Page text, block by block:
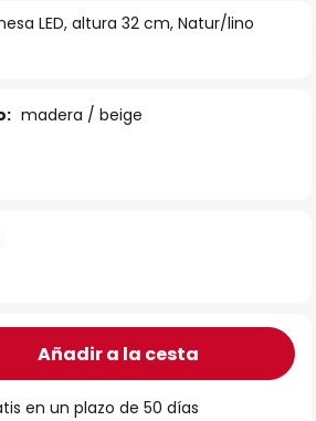
LED, altura 32 cm, Natur/lino
madera / beige
Añadir a la cesta
en un plazo de 50 días